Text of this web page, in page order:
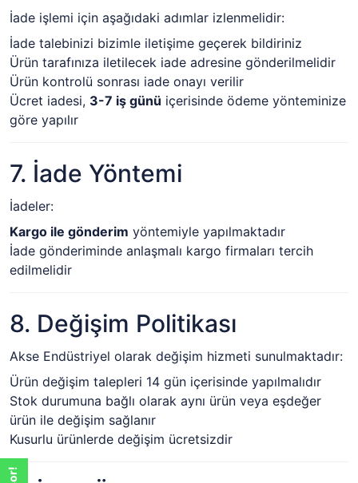
İade işlemi için aşağıdaki adımlar izlenmelidir:
İade talebinizi bizimle iletişime geçerek bildiriniz
Ürün tarafınıza iletilecek iade adresine gönderilmelidir
Ürün kontrolü sonrası iade onayı verilir
Ücret iadesi, 3-7 iş günü içerisinde ödeme yönteminize
göre yapılır
7. İade Yöntemi
İadeler:
Kargo ile gönderim yöntemiyle yapılmaktadır
İade gönderiminde anlaşmalı kargo firmaları tercih
edilmelidir
8. Değişim Politikası
Akse Endüstriyel olarak değişim hizmeti sunulmaktadır:
Ürün değişim talepleri 14 gün içerisinde yapılmalıdır
Stok durumuna bağlı olarak aynı ürün veya eşdeğer
ürün ile değişim sağlanır
Kusurlu ürünlerde değişim ücretsizdir